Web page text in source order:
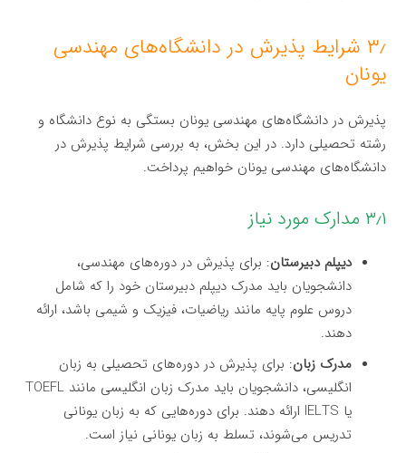
۳٫ شرایط پذیرش در دانشگاه‌های مهندسی
یونان
پذیرش در دانشگاه‌های مهندسی یونان بستگی به نوع دانشگاه و
رشته تحصیلی دارد. در این بخش، به بررسی شرایط پذیرش در
دانشگاه‌های مهندسی یونان خواهیم پرداخت.
۳٫۱ مدارک مورد نیاز
دیپلم دبیرستان: برای پذیرش در دوره‌های مهندسی،
دانشجویان باید مدرک دیپلم دبیرستان خود را که شامل
دروس علوم پایه مانند ریاضیات، فیزیک و شیمی باشد، ارائه
دهند.
مدرک زبان: برای پذیرش در دوره‌های تحصیلی به زبان
انگلیسی، دانشجویان باید مدرک زبان انگلیسی مانند TOEFL
یا IELTS ارائه دهند. برای دوره‌هایی که به زبان یونانی
تدریس می‌شوند، تسلط به زبان یونانی نیاز است.